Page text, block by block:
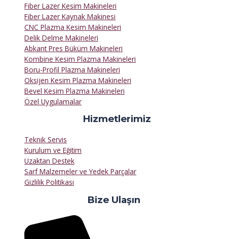
Fiber Lazer Kesim Makineleri
Fiber Lazer Kaynak Makinesi
CNC Plazma Kesim Makineleri
Delik Delme Makineleri
Abkant Pres Büküm Makineleri
Kombine Kesim Plazma Makineleri
Boru-Profil Plazma Makineleri
Oksijen Kesim Plazma Makineleri
Bevel Kesim Plazma Makineleri
Özel Uygulamalar
Hizmetlerimiz
Teknik Servis
Kurulum ve Eğitim
Uzaktan Destek
Sarf Malzemeler ve Yedek Parçalar
Gizlilik Politikası
Bize Ulaşın